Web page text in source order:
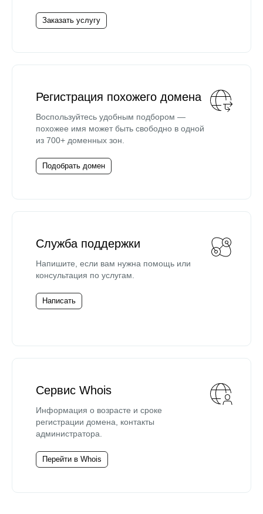
Заказать услугу
Регистрация похожего домена
Воспользуйтесь удобным подбором —
похожее имя может быть свободно в одной
из 700+ доменных зон.
Подобрать домен
Служба поддержки
Напишите, если вам нужна помощь или
консультация по услугам.
Написать
Сервис Whois
Информация о возрасте и сроке
регистрации домена, контакты
администратора.
Перейти в Whois